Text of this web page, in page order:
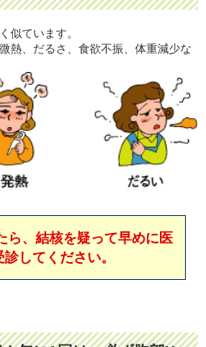
似ています。
熱、だるさ、食欲不振、体重減少な
、 結核を疑って早めに 医
してください。